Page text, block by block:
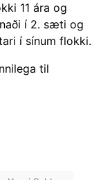
11 ára og
í 2. sæti og
í sínum flokki.
til